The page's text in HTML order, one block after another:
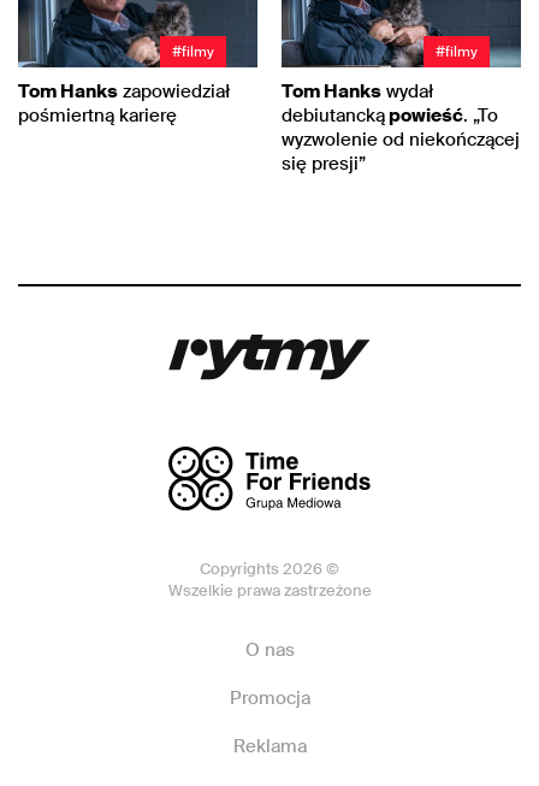
#filmy
Tom Hanks zapowiedział
pośmiertną karierę
#filmy
Tom Hanks wydał
debiutanckąpowieść. „To
wyzwolenie od niekończącej
się presji”
Copyrights 2026 ©
Wszelkie prawa zastrzeżone
O nas
Promocja
Reklama